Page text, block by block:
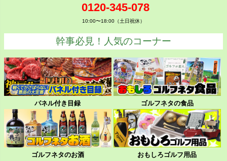
0120-345-078
10:00〜18:00（土日祝休）
幹事必見！人気のコーナー
パネル付き目録 ゴルフネタの食品
ゴルフネタのお酒 おもしろゴルフ用品